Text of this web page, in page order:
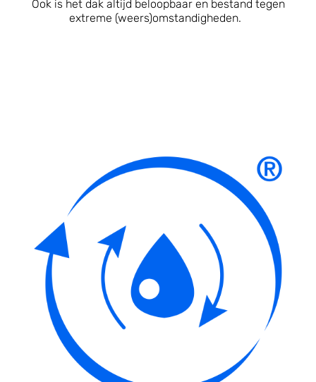
Ook is het dak altijd beloopbaar en bestand tegen
extreme (weers)omstandigheden.